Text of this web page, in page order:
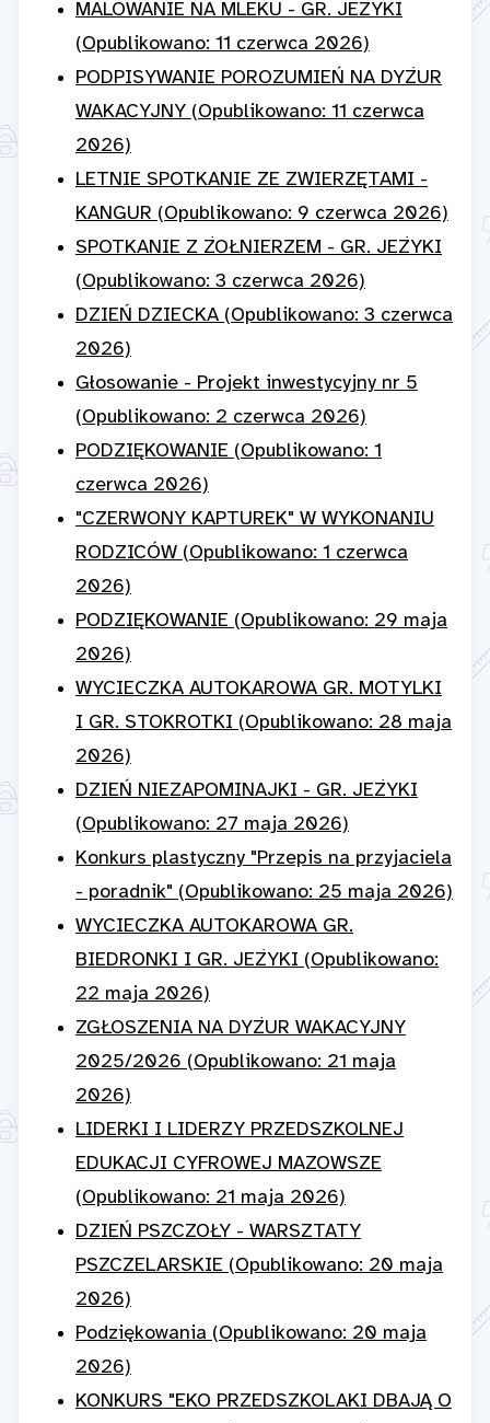
MALOWANIE NA MLEKU - GR. JEŻYKI
(Opublikowano: 11 czerwca 2026)
PODPISYWANIE POROZUMIEŃ NA DYŻUR
WAKACYJNY (Opublikowano: 11 czerwca
2026)
LETNIE SPOTKANIE ZE ZWIERZĘTAMI -
KANGUR (Opublikowano: 9 czerwca 2026)
SPOTKANIE Z ŻOŁNIERZEM - GR. JEŻYKI
(Opublikowano: 3 czerwca 2026)
DZIEŃ DZIECKA (Opublikowano: 3 czerwca
2026)
Głosowanie - Projekt inwestycyjny nr 5
(Opublikowano: 2 czerwca 2026)
PODZIĘKOWANIE (Opublikowano: 1
czerwca 2026)
"CZERWONY KAPTUREK" W WYKONANIU
RODZICÓW (Opublikowano: 1 czerwca
2026)
PODZIĘKOWANIE (Opublikowano: 29 maja
2026)
WYCIECZKA AUTOKAROWA GR. MOTYLKI
I GR. STOKROTKI (Opublikowano: 28 maja
2026)
DZIEŃ NIEZAPOMINAJKI - GR. JEŻYKI
(Opublikowano: 27 maja 2026)
Konkurs plastyczny "Przepis na przyjaciela
- poradnik" (Opublikowano: 25 maja 2026)
WYCIECZKA AUTOKAROWA GR.
BIEDRONKI I GR. JEŻYKI (Opublikowano:
22 maja 2026)
ZGŁOSZENIA NA DYŻUR WAKACYJNY
2025/2026 (Opublikowano: 21 maja
2026)
LIDERKI I LIDERZY PRZEDSZKOLNEJ
EDUKACJI CYFROWEJ MAZOWSZE
(Opublikowano: 21 maja 2026)
DZIEŃ PSZCZOŁY - WARSZTATY
PSZCZELARSKIE (Opublikowano: 20 maja
2026)
Podziękowania (Opublikowano: 20 maja
2026)
KONKURS "EKO PRZEDSZKOLAKI DBAJĄ O